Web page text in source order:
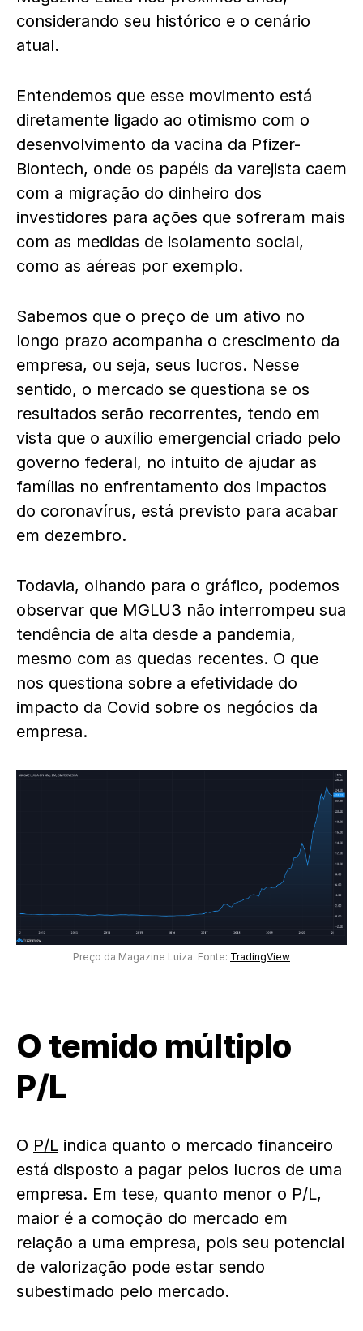
considerando seu histórico e o cenário
atual.
Entendemos que esse movimento está
diretamente ligado ao otimismo com o
desenvolvimento da vacina da Pfizer-
Biontech, onde os papéis da varejista caem
com a migração do dinheiro dos
investidores para ações que sofreram mais
com as medidas de isolamento social,
como as aéreas por exemplo.
Sabemos que o preço de um ativo no
longo prazo acompanha o crescimento da
empresa, ou seja, seus lucros. Nesse
sentido, o mercado se questiona se os
resultados serão recorrentes, tendo em
vista que o auxílio emergencial criado pelo
governo federal, no intuito de ajudar as
famílias no enfrentamento dos impactos
do coronavírus, está previsto para acabar
em dezembro.
Todavia, olhando para o gráfico, podemos
observar que MGLU3 não interrompeu sua
tendência de alta desde a pandemia,
mesmo com as quedas recentes. O que
nos questiona sobre a efetividade do
impacto da Covid sobre os negócios da
empresa.
Preço da Magazine Luiza. Fonte: TradingView
O temido múltiplo
P/L
O P/L indica quanto o mercado financeiro
está disposto a pagar pelos lucros de uma
empresa. Em tese, quanto menor o P/L,
maior é a comoção do mercado em
relação a uma empresa, pois seu potencial
de valorização pode estar sendo
subestimado pelo mercado.